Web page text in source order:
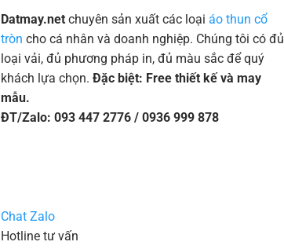
Datmay.net chuyên sản xuất các loại áo thun cổ
tròn cho cá nhân và doanh nghiệp. Chúng tôi có đủ
loại vải, đủ phương pháp in, đủ màu sắc để quý
khách lựa chọn. Đặc biệt: Free thiết kế và may
mẫu.
ĐT/Zalo: 093 447 2776 / 0936 999 878
Chat Zalo
Hotline tư vấn